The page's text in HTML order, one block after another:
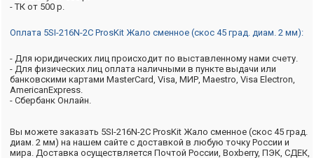
- ТК от 500 р.
Оплата 5SI-216N-2C ProsKit Жало сменное (скос 45 град. диам. 2 мм):
- Для юридических лиц происходит по выставленному нами счету.
- Для физических лиц оплата наличными в пункте выдачи или
банковскими картами MasterCard, Visa, МИР, Maestro, Visa Electron,
AmericanExpress.
- Сбербанк Онлайн.
Вы можете заказать 5SI-216N-2C ProsKit Жало сменное (скос 45 град.
диам. 2 мм) на нашем сайте с доставкой в любую точку России и
мира. Доставка осуществляется Почтой России, Boxberry, ПЭК, СДЕК,